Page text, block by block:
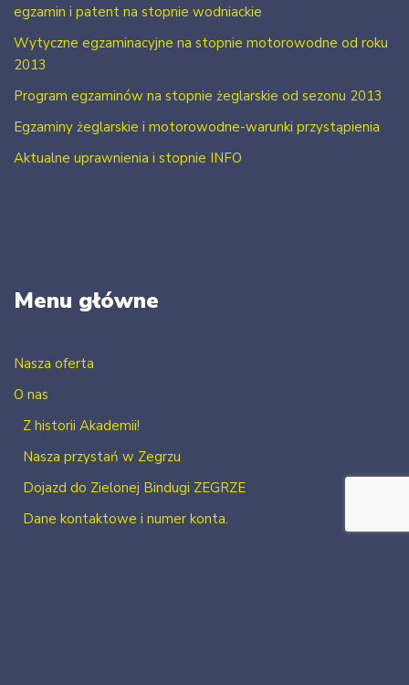
egzamin i patent na stopnie wodniackie
Wytyczne egzaminacyjne na stopnie motorowodne od roku
2013
Program egzaminów na stopnie żeglarskie od sezonu 2013
Egzaminy żeglarskie i motorowodne-warunki przystąpienia
Aktualne uprawnienia i stopnie INFO
Menu główne
Nasza oferta
O nas
Z historii Akademii!
Nasza przystań w Zegrzu
Dojazd do Zielonej Bindugi ZEGRZE
Dane kontaktowe i numer konta.